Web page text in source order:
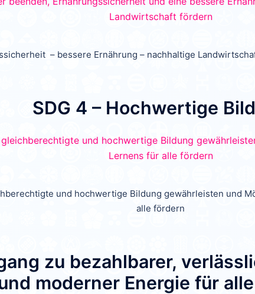
– bessere Ernährung – nachhaltige
SDG 4 – Hochwertige
und hochwertige Bildung gewährleisten und
alle fördern
zu bezahlbarer,
moderner Energie für